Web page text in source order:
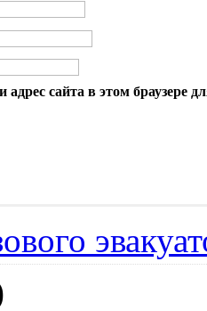
адрес сайта в этом браузере